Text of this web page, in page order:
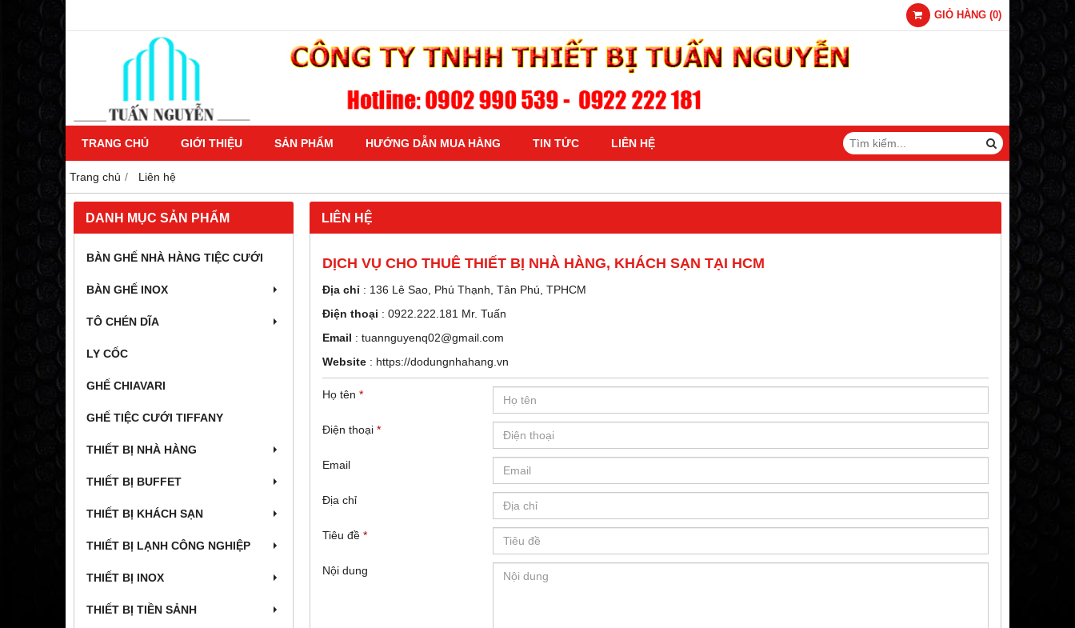
GIỎ HÀNG (0)
TRANG CHỦ GIỚI THIỆU SẢN PHẨM HƯỚNG DẪN MUA HÀNG TIN TỨC LIÊN HỆ
Trang chủ Liên hệ
DANH MỤC SẢN PHẨM
BÀN GHẾ NHÀ HÀNG TIỆC CƯỚI
BÀN GHẾ INOX
TÔ CHÉN DĨA
LY CỐC
GHẾ CHIAVARI
GHẾ TIỆC CƯỚI TIFFANY
THIẾT BỊ NHÀ HÀNG
THIẾT BỊ BUFFET
THIẾT BỊ KHÁCH SẠN
THIẾT BỊ LẠNH CÔNG NGHIỆP
THIẾT BỊ INOX
THIẾT BỊ TIỀN SẢNH
LIÊN HỆ
DỊCH VỤ CHO THUÊ THIẾT BỊ NHÀ HÀNG, KHÁCH SẠN TẠI HCM
Địa chỉ : 136 Lê Sao, Phú Thạnh, Tân Phú, TPHCM
Điện thoại : 0922.222.181 Mr. Tuấn
Email : tuannguyenq02@gmail.com
Website : https://dodungnhahang.vn
Họ tên *
Điện thoại *
Email
Địa chỉ
Tiêu đề *
Nội dung